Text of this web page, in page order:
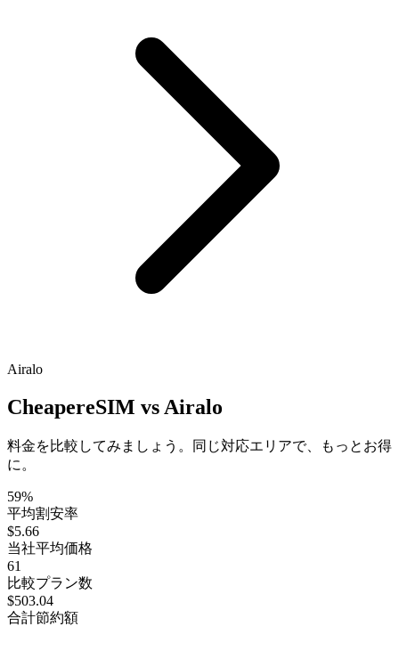
Airalo
CheapereSIM vs Airalo
料金を比較してみましょう。同じ対応エリアで、もっとお得
に。
59%
平均割安率
$5.66
当社平均価格
61
比較プラン数
$503.04
合計節約額